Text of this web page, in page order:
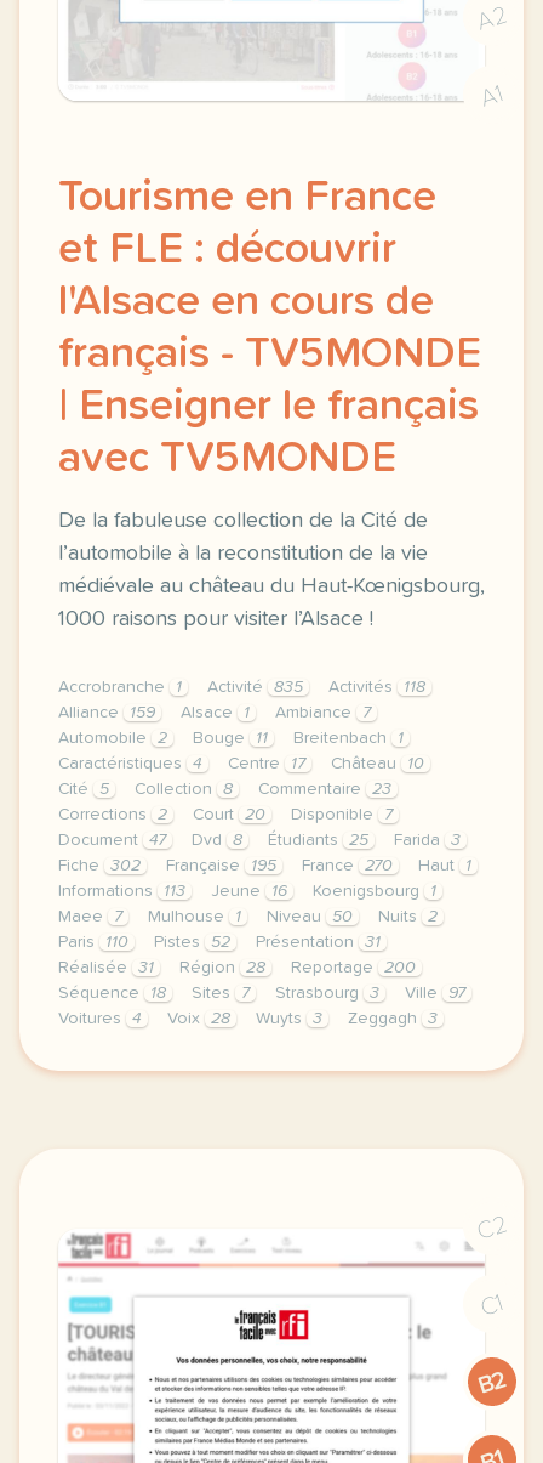
A2
A1
Tourisme en France
et FLE : découvrir
l'Alsace en cours de
français - TV5MONDE
| Enseigner le français
avec TV5MONDE
De la fabuleuse collection de la Cité de
l’automobile à la reconstitution de la vie
médiévale au château du Haut-Kœnigsbourg,
1000 raisons pour visiter l’Alsace !
Accrobranche 1 Activité 835 Activités
118
Alliance
159 Alsace 1 Ambiance
7
Automobile
2 Bouge 11 Breitenbach
1
Caractéristiques
4 Centre 17 Château
10
Cité
5 Collection 8 Commentaire
23
Corrections
2 Court 20 Disponible
7
Document
47 Dvd 8 Étudiants 25 Farida
3
Fiche
302 Française 195 France 270 Haut
1
Informations
113 Jeune 16 Koenigsbourg
1
Maee
7 Mulhouse 1 Niveau 50 Nuits
2
Paris
110 Pistes 52 Présentation
31
Réalisée
31 Région 28 Reportage
200
Séquence
18 Sites 7 Strasbourg 3 Ville
97
Voitures
4 Voix 28 Wuyts 3 Zeggagh 3
le respect de votre vie privee est une priorite
C2
C1
B2